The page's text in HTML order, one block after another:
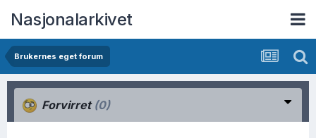
Nasjonalarkivet
Brukernes eget forum
Forvirret (0)